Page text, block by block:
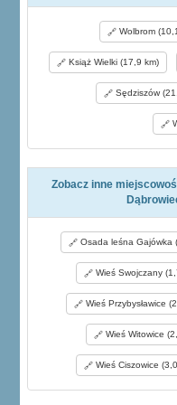
Wolbrom
Książ Wielki (17,9 km)
Sędziszów
Zobacz inne
Osada leśna Gajówka
Wieś Swojczany
Wieś Przybysławice
Wieś Witowice
Wieś Ciszowice